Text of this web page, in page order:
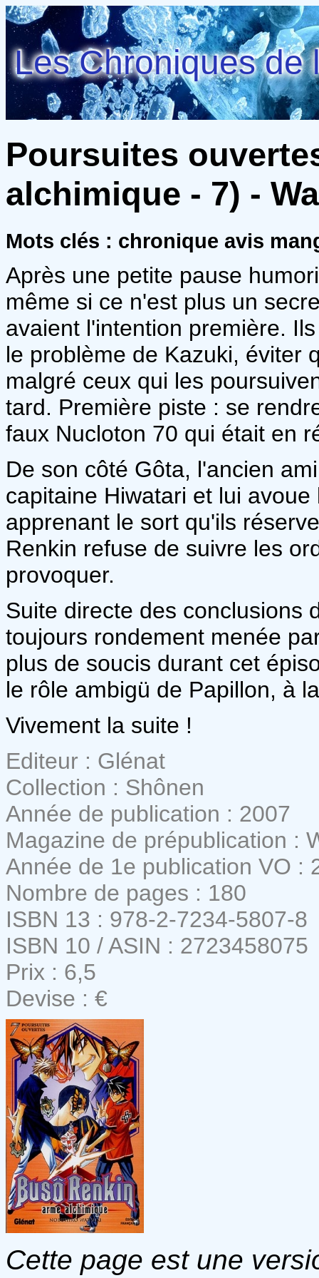
Les Chroniques de
Poursuites
alchimique - 7) -
Mots clés : chronique avis
Après une petite pause
même si ce n'est plus un
avaient l'intention première.
le problème de Kazuki, éviter
malgré ceux qui les
tard. Première piste : se
faux Nucloton 70 qui était en
De son côté Gôta, l'ancien
capitaine Hiwatari et lui
apprenant le sort qu'ils
Renkin refuse de suivre les
provoquer.
Suite directe des conclusions
toujours rondement menée
plus de soucis durant cet
le rôle ambigü de Papillon, à
Vivement la suite !
Editeur : Glénat
Collection : Shônen
Année de publication : 2007
Magazine de prépublication :
Année de 1e publication VO :
Nombre de pages : 180
ISBN 13 : 978-2-7234-5807-8
ISBN 10 / ASIN : 2723458075
Prix : 6,5
Devise : €
Cette page est une